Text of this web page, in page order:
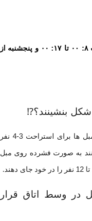
ساعت کاری: شنبه تا چهارشنبه از ساعت ۸: ۰۰ تا ۱۷: ۰۰ و پنجشنبه از
بنشینند؟⁉️
این به اندازه مبل بستگی دارد. برخی از مبل ها برای استراحت 3-4 نفر
که 6-7 نفر می توانند به صورت فشرده روی مبل
در وسط اتاق قرار